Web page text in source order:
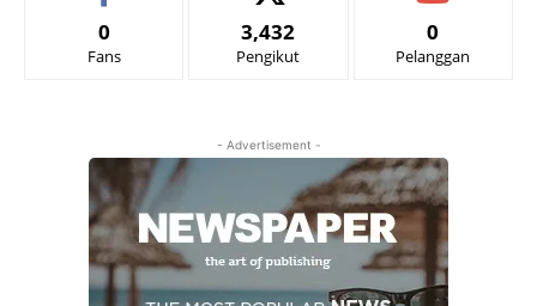
0
Fans
3,432
Pengikut
0
Pelanggan
- Advertisement -